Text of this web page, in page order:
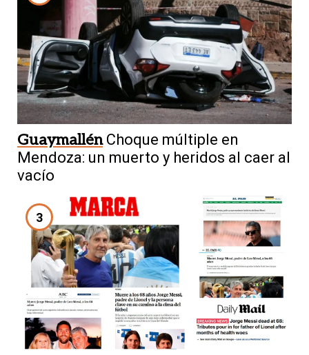
Guaymallén Choque múltiple en
Mendoza: un muerto y heridos al caer al
vacío
3